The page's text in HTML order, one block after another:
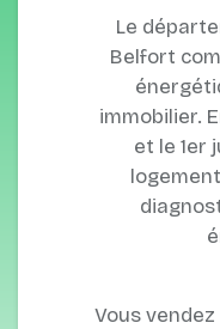
Le
Belfort
immobilier.
et le 1er
Vous